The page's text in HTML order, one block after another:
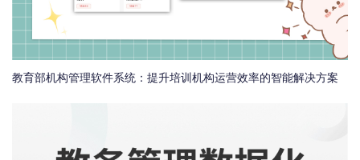
教育部机构管理软件系统：提升培训机构运营效率的智能解决方案